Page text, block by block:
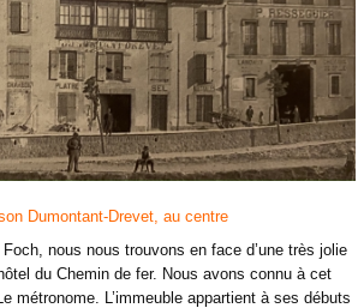
Dumontant-Drevet, au centre
nous nous trouvons en face d’une très jolie
du Chemin de fer. Nous avons connu à cet
métronome. L’immeuble appartient à ses débuts